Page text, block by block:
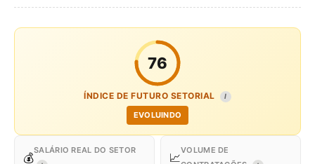
76
ÍNDICE DE FUTURO SETORIAL I
EVOLUINDO
💰
SALÁRIO REAL DO SETOR
📈
VOLUME DE